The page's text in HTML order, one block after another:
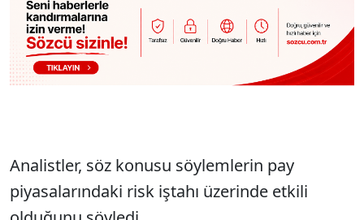
Analistler, söz konusu söylemlerin pay
piyasalarındaki risk iştahı üzerinde etkili